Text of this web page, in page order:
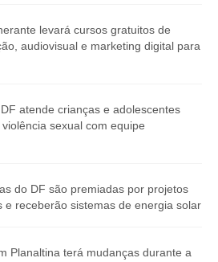
levará cursos gratuitos de
audiovisual e marketing digital para
atende crianças e adolescentes
sexual com equipe
do DF são premiadas por projetos
e receberão sistemas de energia solar
Planaltina terá mudanças durante a